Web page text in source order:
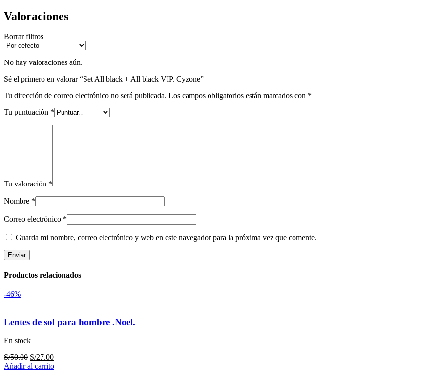
Valoraciones
Borrar filtros
No hay valoraciones aún.
Sé el primero en valorar “Set All black + All black VIP. Cyzone”
Tu dirección de correo electrónico no será publicada. Los campos obligatorios están marcados con *
Tu puntuación *
Tu valoración *
Nombre *
Correo electrónico *
Guarda mi nombre, correo electrónico y web en este navegador para la próxima vez que comente.
Productos relacionados
-46%
Lentes de sol para hombre .Noel.
En stock
S/50.00 El
precio
S/27.00El
precio
Añadir al carrito